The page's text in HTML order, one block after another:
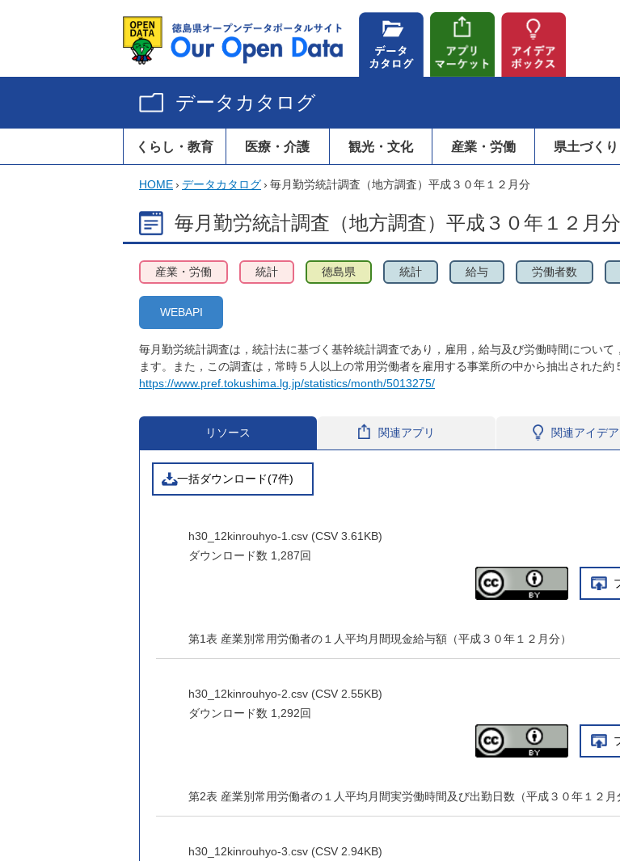
データカタログ
くらし・教育 医療・介護 観光・文化 産業・労働 県土づくり
HOME› データカタログ› 毎月勤労統計調査（地方調査）平成３０年１２月分
毎月勤労統計調査（地方調査）平成３０年１２月分
産業・労働 統計 徳島県 統計 給与 労働者数
WEBAPI
毎月勤労統計調査は，統計法に基づく基幹統計調査であり，雇用，給与及び労働時間につい
ます。また，この調査は，常時５人以上の常用労働者を雇用する事業所の中から抽出された約
https://www.pref.tokushima.lg.jp/statistics/month/5013275/
リソース 関連アプリ 関連アイデア
一括ダウンロード(7件)
h30_12kinrouhyo-1.csv (CSV 3.61KB)
ダウンロード数 1,287回
第1表 産業別常用労働者の１人平均月間現金給与額（平成３０年１２月分）
h30_12kinrouhyo-2.csv (CSV 2.55KB)
ダウンロード数 1,292回
第2表 産業別常用労働者の１人平均月間実労働時間及び出勤日数（平成３０年１２月
h30_12kinrouhyo-3.csv (CSV 2.94KB)